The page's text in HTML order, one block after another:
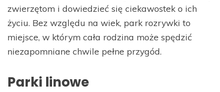
zwierzętom i dowiedzieć się ciekawostek o ich
życiu. Bez względu na wiek, park rozrywki to
miejsce, w którym cała rodzina może spędzić
niezapomniane chwile pełne przygód.
Parki linowe